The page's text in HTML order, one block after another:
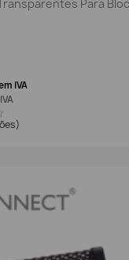
Para
IVA